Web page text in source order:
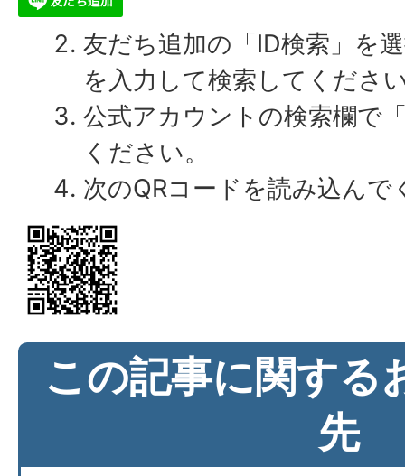
友だち追加の「ID検索」を
を入力して検索してくださ
公式アカウントの検索欄で
ください。
次のQRコードを読み込んで
この記事に関する
先